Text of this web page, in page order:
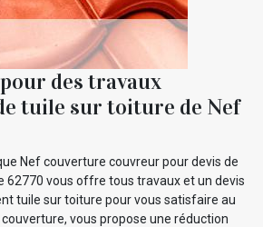
des travaux
tuile sur toiture de Nef
Nef couverture couvreur pour devis de
62770 vous offre tous travaux et un devis
tuile sur toiture pour vous satisfaire au
vous propose une réduction